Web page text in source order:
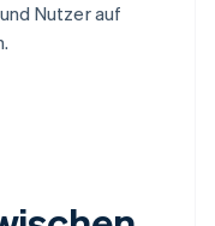
Nutzer auf